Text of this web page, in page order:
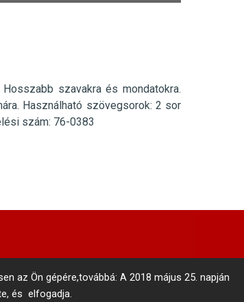
Hosszabb szavakra és mondatokra.
Használható szövegsorok: 2 sor
szám: 76-0383
az Ön gépére,továbbá: A 2018 május 25. napján
és elfogadja.